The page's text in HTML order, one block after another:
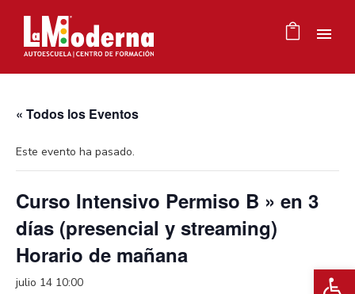
« Todos los Eventos
Este evento ha pasado.
Curso Intensivo Permiso B » en 3
días (presencial y streaming)
Horario de mañana
julio 14 10:00